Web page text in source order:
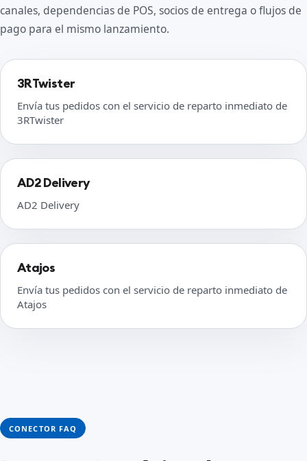
canales, dependencias de POS, socios de entrega o flujos de
pago para el mismo lanzamiento.
3RTwister
Envía tus pedidos con el servicio de reparto inmediato de
3RTwister
AD2 Delivery
AD2 Delivery
Atajos
Envía tus pedidos con el servicio de reparto inmediato de
Atajos
CONECTOR FAQ